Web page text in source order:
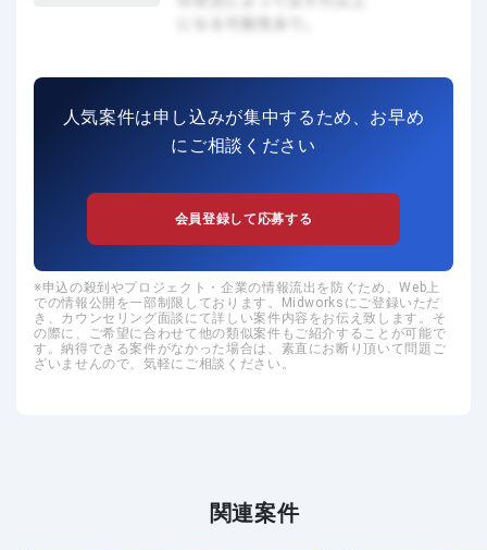
人気案件は申し込みが集中するため、お早め
にご相談ください
会員登録して応募する
申込の殺到やプロジェクト・企業の情報流出を防ぐため、Web上
での情報公開を一部制限しております。Midworksにご登録いただ
き、カウンセリング面談にて詳しい案件内容をお伝え致します。そ
の際に、ご希望に合わせて他の類似案件もご紹介することが可能で
す。納得できる案件がなかった場合は、素直にお断り頂いて問題ご
ざいませんので、気軽にご相談ください。
関連案件